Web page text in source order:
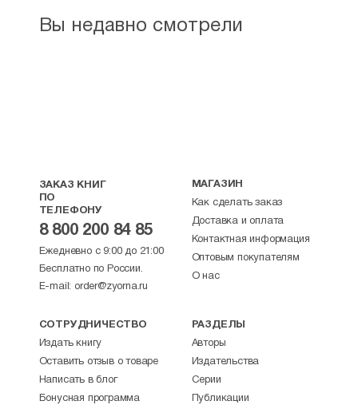
Вы недавно смотрели
ЗАКАЗ КНИГ
ПО
ТЕЛЕФОНУ
8 800 200 84 85
Ежедневно с 9:00 до 21:00
Бесплатно по России.
E-mail: order@zyorna.ru
МАГАЗИН
Как сделать заказ
Доставка и оплата
Контактная информация
Оптовым покупателям
О нас
СОТРУДНИЧЕСТВО
Издать книгу
Оставить отзыв о товаре
Написать в блог
Бонусная программа
РАЗДЕЛЫ
Авторы
Издательства
Серии
Публикации